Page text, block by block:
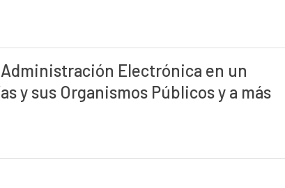
Electrónica en un
y sus Organismos Públicos y a más